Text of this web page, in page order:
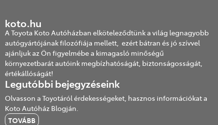
koto.hu
A Toyota Koto Autóházban elköteleződtünk a világ legnagyobb
autógyártójának filozófiája mellett, ezért bátran és jó szívvel
ajánljuk az Ön figyelmébe a kimagasló minőségű
környezetbarát autóink megbízhatóságát, biztonságosságát,
értékállóságát!
Legutóbbi bejegyzéseink
Olvasson a Toyotáról érdekességeket, hasznos információkat a
Koto Autóház Blogján.
TOVÁBB